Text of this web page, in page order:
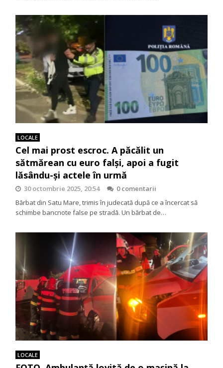
LOCALE
Cel mai prost escroc. A păcălit un
sătmărean cu euro falși, apoi a fugit
lăsându-și actele în urmă
30 octombrie 2025, 20:54
0 comentarii
Bărbat din Satu Mare, trimis în judecată după ce a încercat să
schimbe bancnote false pe stradă. Un bărbat de…
LOCALE